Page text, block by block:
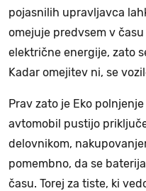
pojasnilih upravljavca
omejuje predvsem v
električne energije, zato
Kadar omejitev ni, se
Prav zato je Eko
avtomobil pustijo
delovnikom,
pomembno, da se
času. Torej za tiste, ki